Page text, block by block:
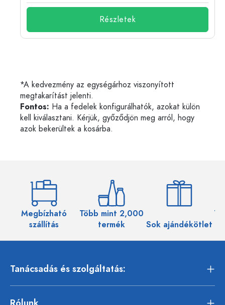
Részletek
*A kedvezmény az egységárhoz viszonyított
megtakarítást jelenti.
Fontos: Ha a fedelek konfigurálhatók, azokat külön
kell kiválasztani. Kérjük, győződjön meg arról, hogy
azok bekerültek a kosárba.
Megbízható
szállítás
Több mint 2,000
termék
Sok ajándékötlet
Tanácsadás és szolgáltatás:
Rólunk